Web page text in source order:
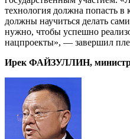
технология должна попасть в
должны научиться делать
нужно, чтобы успешно
нацпроекты», — завершил
Ирек ФАЙЗУЛЛИН,